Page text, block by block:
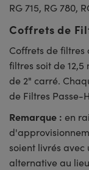
RG 715, RG 780,
Coffrets de
Coffrets de filtres
filtres soit de
de 2" carré.
de Filtres Passe-
Remarque : en
soient livrés
alternative au